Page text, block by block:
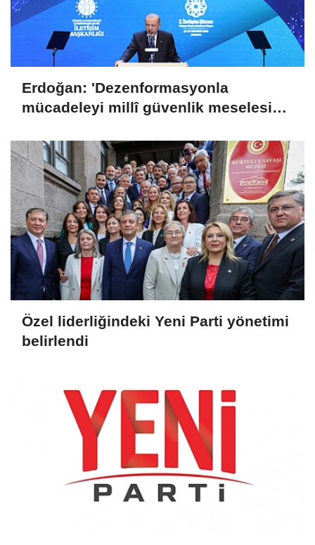
Erdoğan: 'Dezenformasyonla
mücadeleyi millî güvenlik meselesi
Özel liderliğindeki Yeni Parti yönetimi
belirlendi